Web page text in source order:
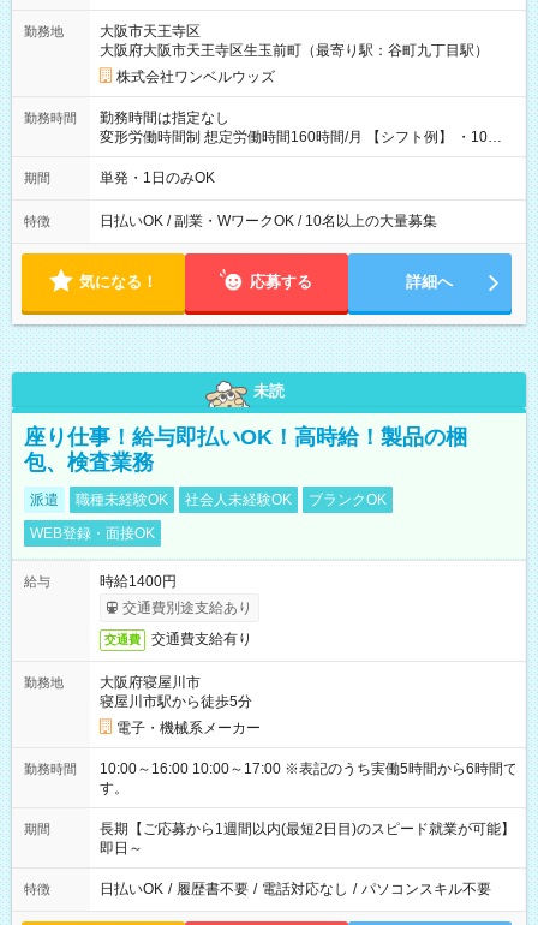
勤務地
大阪市天王寺区
大阪府大阪市天王寺区生玉前町（最寄り駅：谷町九丁目駅）
株式会社ワンベルウッズ
勤務時間
勤務時間は指定なし
変形労働時間制 想定労働時間160時間/月 【シフト例】 ・10：
00～20：00
期間 単発・1日のみOK
特徴 日払いOK / 副業・WワークOK / 10名以上の大量募集
気になる！ 応募する 詳細へ
未読
座り仕事！給与即払いOK！高時給！製品の梱
包、検査業務
派遣 職種未経験OK 社会人未経験OK
ブランクOK
WEB登録・面接OK
給与
時給1400円
交通費別途支給あり
交通費 交通費支給有り
勤務地
大阪府寝屋川市
寝屋川市駅から徒歩5分
電子・機械系メーカー
勤務時間
10:00～16:00 10:00～17:00 ※表記のうち実働5時間から6時間で
す。
期間
長期【ご応募から1週間以内(最短2日目)のスピード就業が可能】
即日～
特徴 日払いOK / 履歴書不要 / 電話対応なし / パソコンスキル不要